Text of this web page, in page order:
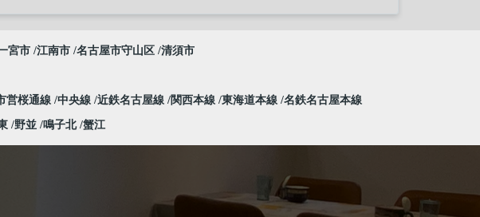
宮市 江南市 名古屋市守山区 清須市
営桜通線 中央線 近鉄名古屋線 関西本線 東海道本線 名鉄名古屋本線
野並 鳴子北 蟹江